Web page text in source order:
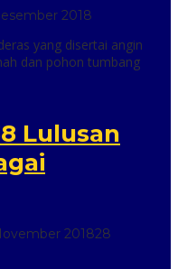
2018
online
yang disertai angin
dan pohon tumbang
Lulusan
201828